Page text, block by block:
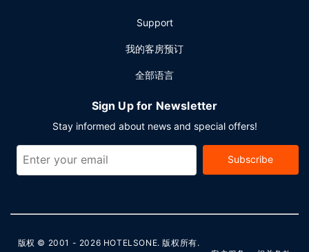
Support
我的客房预订
全部语言
Sign Up for Newsletter
Stay informed about news and special offers!
Subscribe
版权 © 2001 - 2026 HOTELSONE. 版权所有.